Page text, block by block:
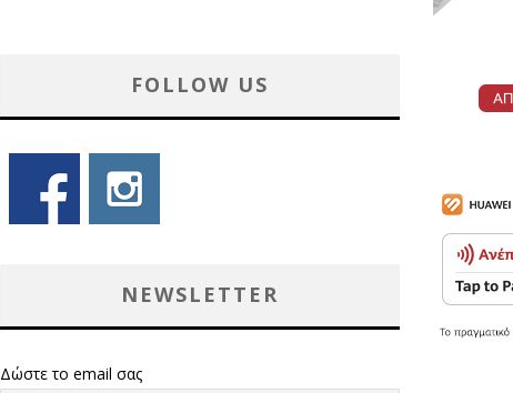
FOLLOW US
NEWSLETTER
Δώστε το email σας